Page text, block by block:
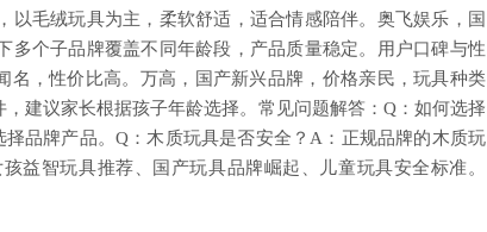
毛绒玩具为主，柔软舒适，适合情感陪伴。奥飞娱乐，国
个子品牌覆盖不同年龄段，产品质量稳定。用户口碑与性
名，性价比高。万高，国产新兴品牌，价格亲民，玩具种类
建议家长根据孩子年龄选择。常见问题解答：Q：如何选择
品牌产品。Q：木质玩具是否安全？A：正规品牌的木质玩
益智玩具推荐、国产玩具品牌崛起、儿童玩具安全标准。